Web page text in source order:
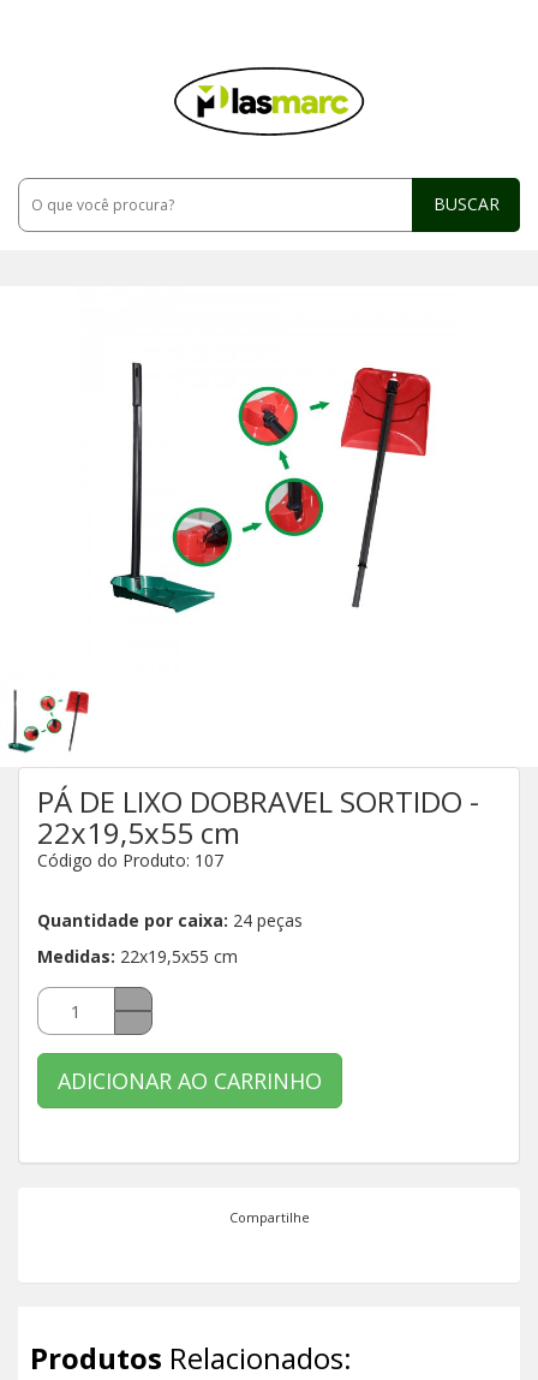
BUSCAR
PÁ DE LIXO DOBRAVEL SORTIDO -
22x19,5x55 cm
Código do Produto: 107
Quantidade por caixa: 24 peças
Medidas: 22x19,5x55 cm
ADICIONAR AO CARRINHO
Compartilhe
Produtos Relacionados: